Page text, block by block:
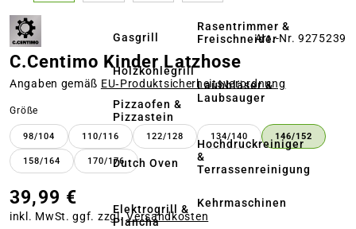
Gasgrill
Holzkohlegrill
Pizzaofen &
Pizzastein
Dutch Oven
Elektrogrill &
Plancha
Rasentrimmer &
Freischneider
Laubbläser &
Laubsauger
Hochdruckreiniger
&
Terrassenreinigung
Kehrmaschinen
Art.-Nr. 9275239
C.Centimo Kinder Latzhose
Angaben gemäß EU‑Produktsicherheitsverordnung
Größe
98/104 110/116 122/128 134/140 146/152
158/164 170/176
39,99 €
inkl. MwSt. ggf. zzgl.Versandkosten